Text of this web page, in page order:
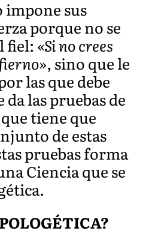
sus
porque no se
fiel: «Si no crees
, sino que le
las que debe
las pruebas de
tiene que
de estas
pruebas forma
Ciencia que se